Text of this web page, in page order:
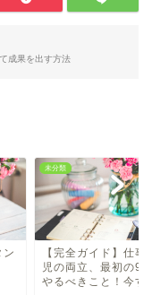
成果を出す方法
ン
未分類
【完全ガイド】仕事
児の両立、最初の90
やるべきこと！今す